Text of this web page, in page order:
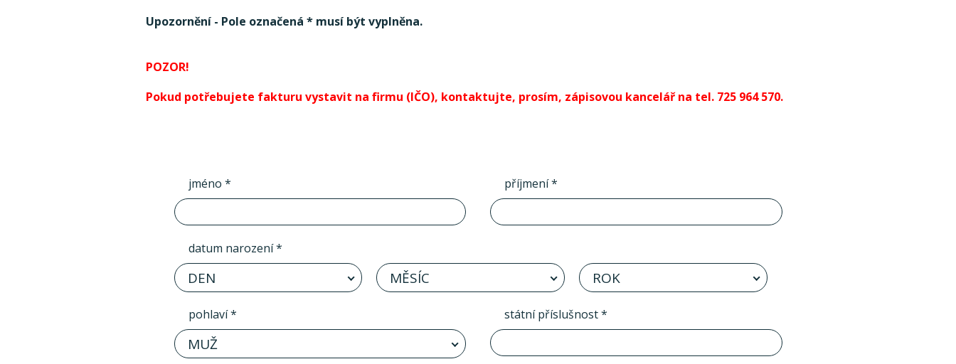
Upozornění - Pole označená * musí být vyplněna.
POZOR!
Pokud potřebujete fakturu vystavit na firmu (IČO), kontaktujte, prosím, zápisovou kancelář na tel. 725 964 570.
jméno * příjmení *
datum narození *
DEN MĚSÍC ROK
pohlaví *
MUŽ
státní příslušnost *